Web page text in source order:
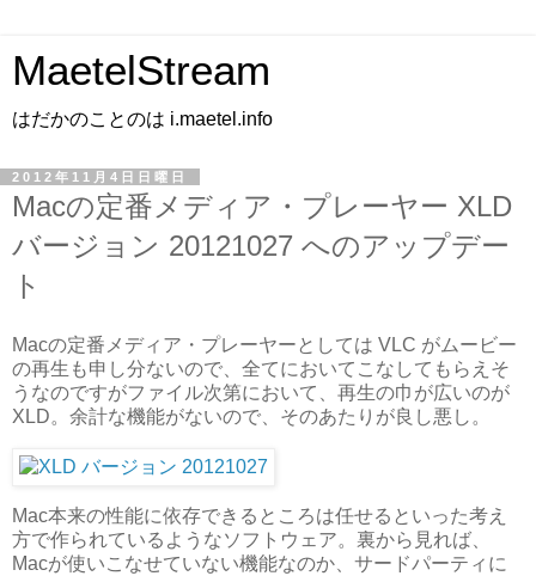
MaetelStream
はだかのことのは i.maetel.info
2012年11月4日日曜日
Macの定番メディア・プレーヤー XLD
バージョン 20121027 へのアップデー
ト
Macの定番メディア・プレーヤーとしては VLC がムービー
の再生も申し分ないので、全てにおいてこなしてもらえそ
うなのですがファイル次第において、再生の巾が広いのが
XLD。余計な機能がないので、そのあたりが良し悪し。
Mac本来の性能に依存できるところは任せるといった考え
方で作られているようなソフトウェア。裏から見れば、
Macが使いこなせていない機能なのか、サードパーティに